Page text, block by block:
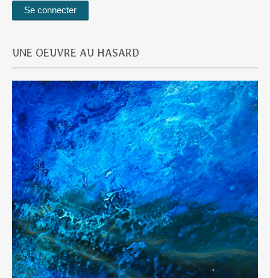
UNE OEUVRE AU HASARD